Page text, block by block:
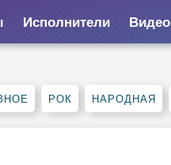
Исполнители Видео
РОК НАРОДНАЯ